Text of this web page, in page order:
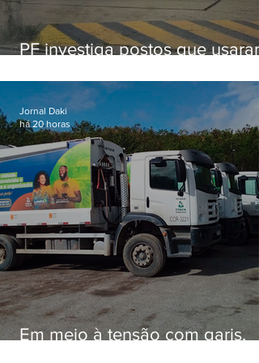
PF investiga postos que usaram
secretário morto em 2020
Em meio à tensão com garis,
Jornal Daki
há 20 horas